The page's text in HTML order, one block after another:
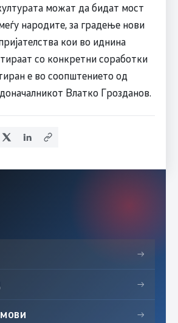
можат да бидат мост
народите, за градење нови
кои во иднина
со конкретни соработки
е во соопштението од
Влатко Грозданов.
→
→
→